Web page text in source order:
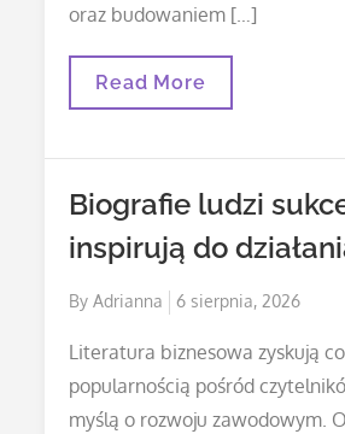
oraz budowaniem […]
Sekrety
Biografiach
Osób
Read More
Biografie ludzi
inspirują do
ByAdrianna
Posted
6 sierpnia, 2026
Literatura biznesowa zyskują
popularnością pośród
myślą o rozwoju zawodowym.